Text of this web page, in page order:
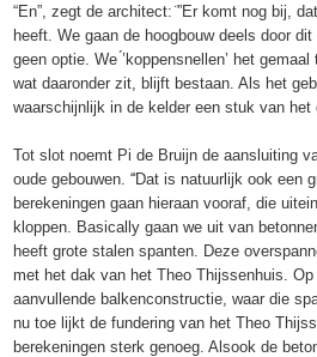
“En”, zegt de architect: ̈”Er komt nog bij,
heeft. We gaan de hoogbouw deels door
geen optie. We ́’koppensnellen’ het
wat daaronder zit, blijft bestaan. Als het
waarschijnlijk in de kelder een stuk van het
Tot slot noemt Pi de Bruijn de aansluiting
oude gebouwen. “̈Dat is natuurlijk ook een
berekeningen gaan hieraan vooraf, die
kloppen. Basically gaan we uit van
heeft grote stalen spanten. Deze
met het dak van het Theo Thijssenhuis.
aanvullende balkenconstructie, waar die
nu toe lijkt de fundering van het Theo
berekeningen sterk genoeg. Alsook de